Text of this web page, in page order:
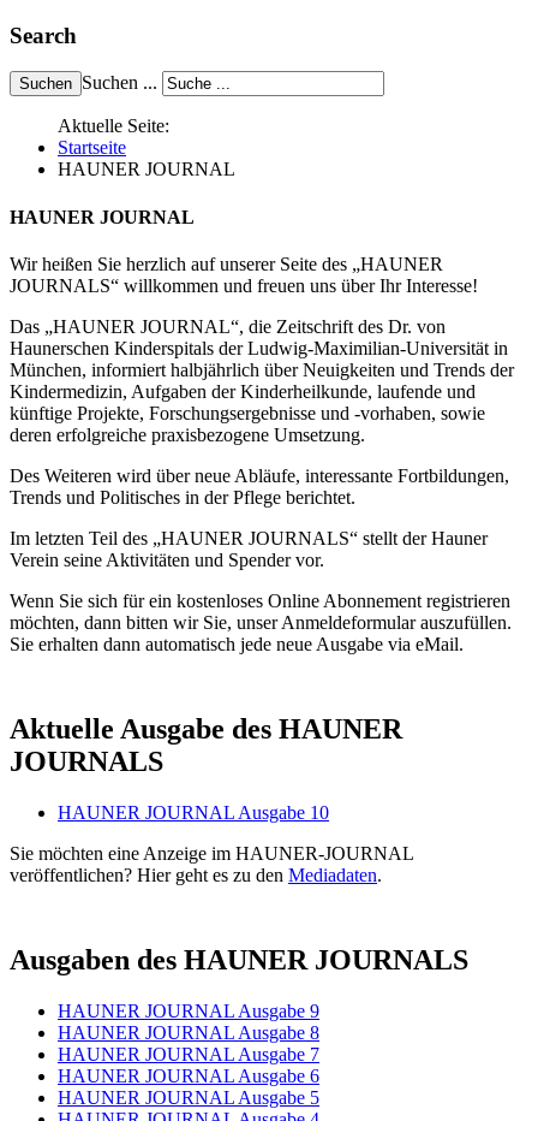
Search
Suchen ...
Aktuelle Seite:
Startseite
HAUNER JOURNAL
HAUNER JOURNAL
Wir heißen Sie herzlich auf unserer Seite des „HAUNER
JOURNALS“ willkommen und freuen uns über Ihr Interesse!
Das „HAUNER JOURNAL“, die Zeitschrift des Dr. von
Haunerschen Kinderspitals der Ludwig-Maximilian-Universität in
München, informiert halbjährlich über Neuigkeiten und Trends der
Kindermedizin, Aufgaben der Kinderheilkunde, laufende und
künftige Projekte, Forschungsergebnisse und -vorhaben, sowie
deren erfolgreiche praxisbezogene Umsetzung.
Des Weiteren wird über neue Abläufe, interessante Fortbildungen,
Trends und Politisches in der Pflege berichtet.
Im letzten Teil des „HAUNER JOURNALS“ stellt der Hauner
Verein seine Aktivitäten und Spender vor.
Wenn Sie sich für ein kostenloses Online Abonnement registrieren
möchten, dann bitten wir Sie, unser Anmeldeformular auszufüllen.
Sie erhalten dann automatisch jede neue Ausgabe via eMail.
Aktuelle Ausgabe des HAUNER
JOURNALS
HAUNER JOURNAL Ausgabe 10
Sie möchten eine Anzeige im HAUNER-JOURNAL
veröffentlichen? Hier geht es zu den Mediadaten.
Ausgaben des HAUNER JOURNALS
HAUNER JOURNAL Ausgabe 9
HAUNER JOURNAL Ausgabe 8
HAUNER JOURNAL Ausgabe 7
HAUNER JOURNAL Ausgabe 6
HAUNER JOURNAL Ausgabe 5